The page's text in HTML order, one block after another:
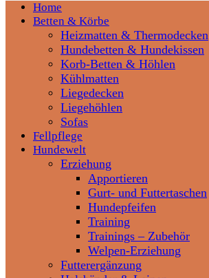
Home
Betten & Körbe
Heizmatten & Thermodecken
Hundebetten & Hundekissen
Korb-Betten & Höhlen
Kühlmatten
Liegedecken
Liegehöhlen
Sofas
Fellpflege
Hundewelt
Erziehung
Apportieren
Gurt- und Futtertaschen
Hundepfeifen
Training
Trainings – Zubehör
Welpen-Erziehung
Futterergänzung